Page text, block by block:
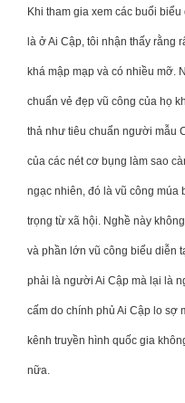
Khi tham gia xem các buổi
là ở Ai Cập, tôi nhận thấy rằng
khá mập mạp và có nhiều mỡ.
chuẩn vẻ đẹp vũ công của họ
thả như tiêu chuẩn người mẫu
của các nét cơ bụng làm sao
ngạc nhiên, đó là vũ công múa
trọng từ xã hội. Nghề này
và phần lớn vũ công biểu diễn
phải là người Ai Cập mà lại là
cấm do chính phủ Ai Cập lo sợ
kênh truyền hình quốc gia
nữa.